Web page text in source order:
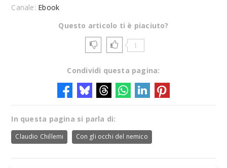
Canale: Ebook
Questo articolo ti è piaciuto?
1
Condividi questa pagina:
In questa pagina si parla di:
Claudio Chillemi Con gli occhi del nemico